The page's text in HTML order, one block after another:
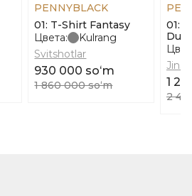
PENNYBLACK
01: T-Shirt Fantasy
Цвета:
Kulrang
Svitshotlar
930 000 soʻm
1 860 000 soʻm
01:
1
2